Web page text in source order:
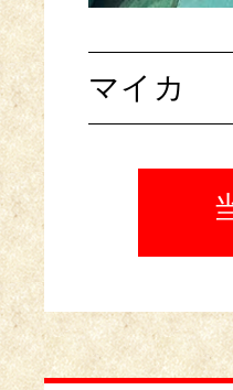
マイカ